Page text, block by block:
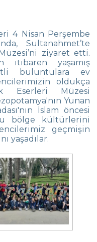
Arboretumu’’
Milletler
Coşkusu
4 Nisan Perşembe
Sultanahmet’te
ziyaret etti.
itibaren yaşamış
buluntulara ev
oldukça
Eserleri Müzesi
Yunan
İslam öncesi
bölge kültürlerini
geçmişin
yaşadılar.